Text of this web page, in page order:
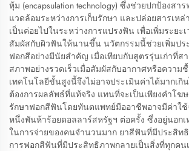
หุ้ม (encapsulation technology) ซึ่งช่วยปกป้องส
แวดล้อมระหว่างการเก็บรักษา และปล่อยสารเห
เป็นค่อยไปในระหว่างการแปรงฟัน เพื่อเพิ่มระยะ
สัมผัสกับผิวฟันให้นานขึ้น นวัตกรรมนี้ช่วยเพิ่มปร
ฟอกสีอย่างมีนัยสำคัญ เมื่อเทียบกับสูตรรุ่นเก่าที่ส
สภาพอย่างรวดเร็วเมื่อสัมผัสกับอากาศหรือควา
เทคโนโลยีขั้นสูงนี้จึงไม่อาจประเมินค่าได้มากเ
ต้องการผลลัพธ์ที่แท้จริง แทนที่จะเป็นเพียงคำโฆ
รักษาฟอกสีฟันโดยทันตแพทย์มืออาชีพอาจมีค่าใช้
หนึ่งพันห้าร้อยดอลลาร์สหรัฐฯ ต่อครั้ง ซึ่งอยู่นอก
ในการจ่ายของคนจำนวนมาก ยาสีฟันที่มีประสิท
การฟอกสีฟันที่มีประสิทธิภาพกลายเป็นสิ่งที่ทุกคน